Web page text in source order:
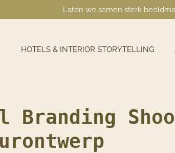
Laten we samen sterk
HOTELS & INTERIOR STORYTELLING
Branding